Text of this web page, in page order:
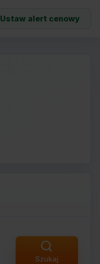
Ustaw alert cenowy
Szukaj